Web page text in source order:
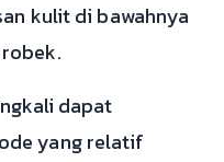
kulit di bawahnya
dapat
yang relatif